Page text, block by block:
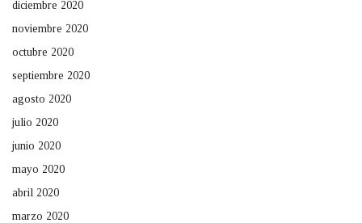
diciembre 2020
noviembre 2020
octubre 2020
septiembre 2020
agosto 2020
julio 2020
junio 2020
mayo 2020
abril 2020
marzo 2020